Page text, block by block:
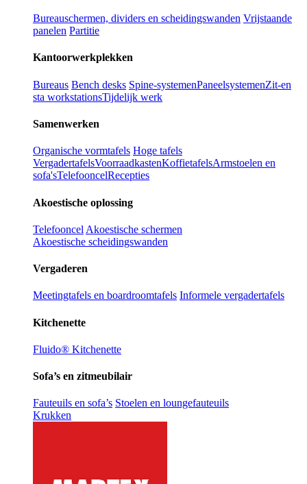
Bureauschermen, dividers en scheidingswanden Vrijstaande
panelen Partitie
Kantoorwerkplekken
Bureaus Bench desks Spine-systemenPaneelsystemenZit-en
sta workstationsTijdelijk werk
Samenwerken
Organische vormtafels Hoge tafels
VergadertafelsVoorraadkastenKoffietafelsArmstoelen en
sofa'sTelefooncelRecepties
Akoestische oplossing
Telefooncel Akoestische schermen
Akoestische scheidingswanden
Vergaderen
Meetingtafels en boardroomtafels Informele vergadertafels
Kitchenette
Fluido® Kitchenette
Sofa’s en zitmeubilair
Fauteuils en sofa’s Stoelen en loungefauteuils
Krukken